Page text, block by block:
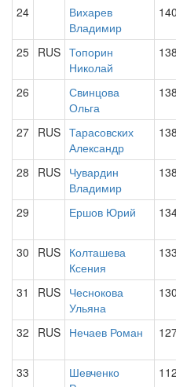
24
Вихарев
Владимир
25 RUS Топорин
Николай
26
Свинцова
Ольга
27 RUS Тарасовских
Александр
28 RUS Чувардин
Владимир
29 Ершов Юрий
30 RUS Колташева
Ксения
31 RUS Чеснокова
Ульяна
32 RUS Нечаев Роман
33
Шевченко